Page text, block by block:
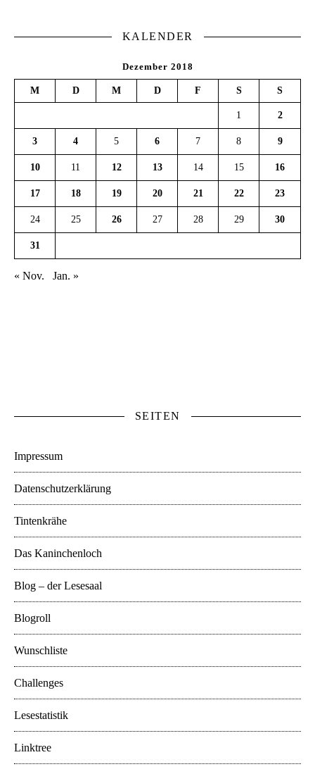
KALENDER
Dezember 2018
M D M D F S S
1 2
3 4 5 6 7 8 9
10 11 12 13 14 15 16
17 18 19 20 21 22 23
24 25 26 27 28 29 30
31
« Nov. Jan. »
SEITEN
Impressum
Datenschutzerklärung
Tintenkrähe
Das Kaninchenloch
Blog – der Lesesaal
Blogroll
Wunschliste
Challenges
Lesestatistik
Linktree